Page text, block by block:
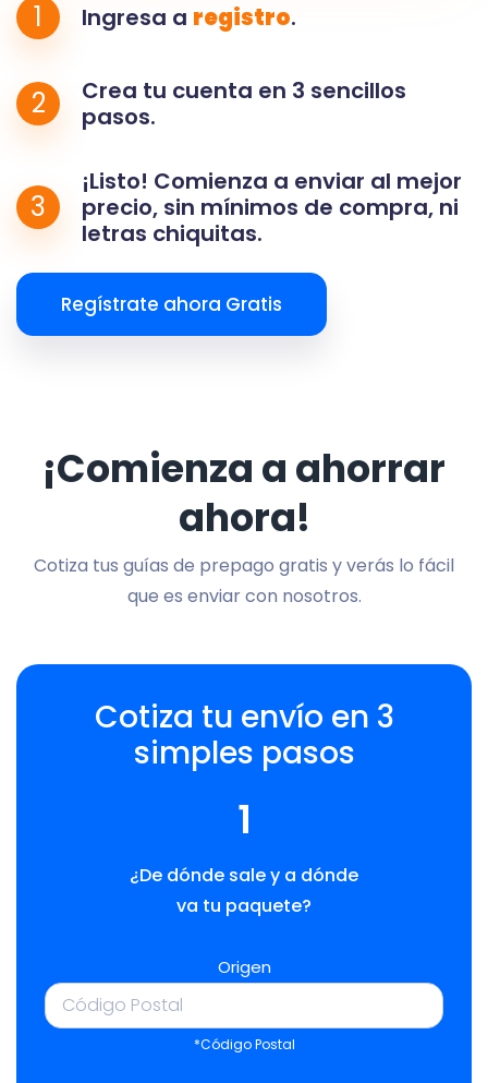
1 Ingresa a registro.
2
Crea tu cuenta en 3 sencillos
pasos.
3
¡Listo! Comienza a enviar al mejor
precio, sin mínimos de compra, ni
letras chiquitas.
Regístrate ahora Gratis
¡Comienza a ahorrar
ahora!
Cotiza tus guías de prepago gratis y verás lo fácil
que es enviar con nosotros.
Cotiza tu envío en 3
simples pasos
1
¿De dónde sale y a dónde
va tu paquete?
Origen
*Código Postal